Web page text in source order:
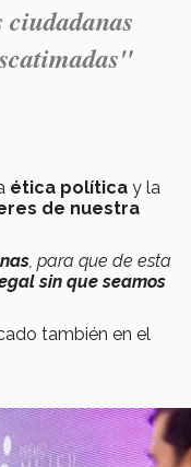
ética política y la
de nuestra
, para que de esta
sin que seamos
también en el